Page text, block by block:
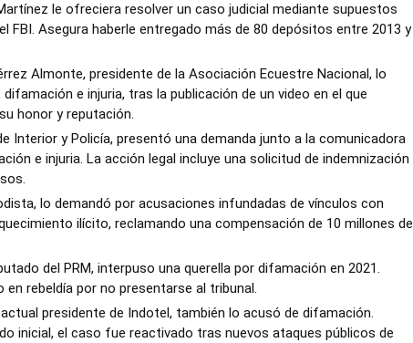
le ofreciera resolver un caso judicial mediante supuestos
FBI. Asegura haberle entregado más de 80 depósitos entre 2013 y
Almonte, presidente de la Asociación Ecuestre Nacional, lo
e injuria, tras la publicación de un video en el que
honor y reputación.
Interior y Policía, presentó una demanda junto a la comunicadora
e injuria. La acción legal incluye una solicitud de indemnización
lo demandó por acusaciones infundadas de vínculos con
ilícito, reclamando una compensación de 10 millones de
del PRM, interpuso una querella por difamación en 2021.
rebeldía por no presentarse al tribunal.
presidente de Indotel, también lo acusó de difamación.
inicial, el caso fue reactivado tras nuevos ataques públicos de